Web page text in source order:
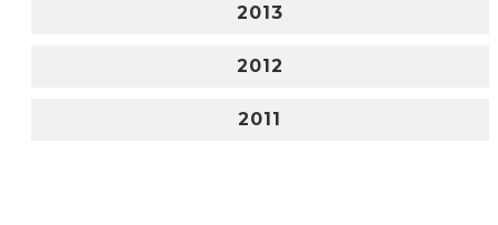
2013
2012
2011